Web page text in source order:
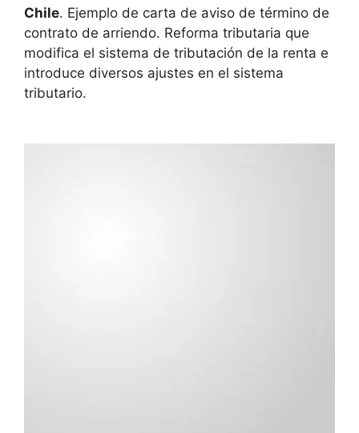
Chile. Ejemplo de carta de aviso de término de
contrato de arriendo. Reforma tributaria que
modifica el sistema de tributación de la renta e
introduce diversos ajustes en el sistema
tributario.